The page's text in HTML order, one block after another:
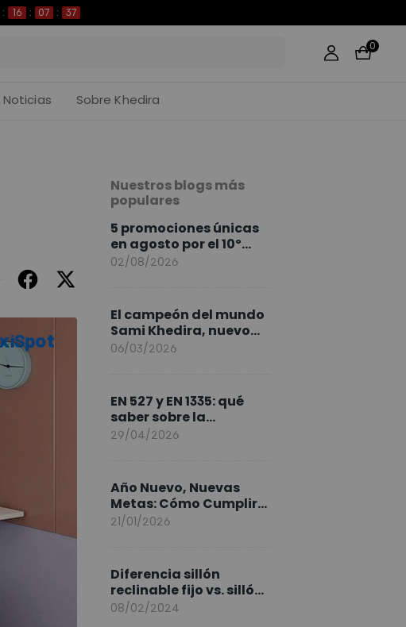
16 : 07 : 36
0
Noticias Sobre Khedira
Nuestros blogs más
populares
5 promociones únicas
en agosto por el 10º
Aniversario de
02/08/2026
El campeón del mundo
Sami Khedira, nuevo
embajador de
06/03/2026
EN 527 y EN 1335: qué
saber sobre la
normativa de los
29/04/2026
Año Nuevo, Nuevas
Metas: Cómo Cumplir
tus Objetivos Fitness
21/01/2026
Diferencia sillón
reclinable fijo vs. sillón
elevable
08/02/2024